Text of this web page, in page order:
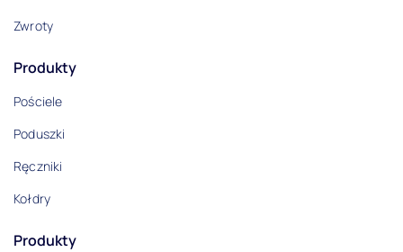
Zwroty
Produkty
Pościele
Poduszki
Ręczniki
Kołdry
Produkty